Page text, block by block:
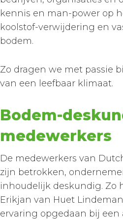
kennis en man-power op
koolstof-verwijdering en
bodem.
Zo dragen we met passie
van een leefbaar klimaat.
Bodem-
medewerkers
De medewerkers van
zijn betrokken,
inhoudelijk deskundig. Zo
Erikjan van Huet
ervaring opgedaan bij een